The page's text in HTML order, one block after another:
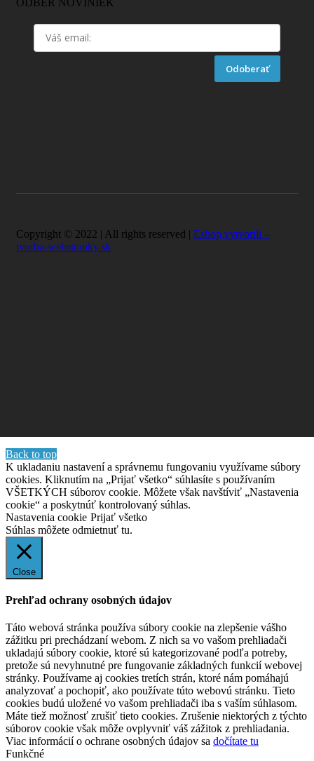
Odoberať
Copyright © 2022 | All rights reserved | Eshop vytvorili –
tvorba-webstranky.sk
Back to top
K ukladaniu nastavení a správnemu fungovaniu využívame súbory
cookies. Kliknutím na „Prijať všetko“ súhlasíte s používaním
VŠETKÝCH súborov cookie. Môžete však navštíviť „Nastavenia
cookie“ a poskytnúť kontrolovaný súhlas.
Nastavenia cookie Prijať všetko
Súhlas môžete odmietnuť tu.
Close
Prehľad ochrany osobných údajov
Táto webová stránka používa súbory cookie na zlepšenie vášho
zážitku pri prechádzaní webom. Z nich sa vo vašom prehliadači
ukladajú súbory cookie, ktoré sú kategorizované podľa potreby,
pretože sú nevyhnutné pre fungovanie základných funkcií webovej
stránky. Používame aj cookies tretích strán, ktoré nám pomáhajú
analyzovať a pochopiť, ako používate túto webovú stránku. Tieto
cookies budú uložené vo vašom prehliadači iba s vaším súhlasom.
Máte tiež možnosť zrušiť tieto cookies. Zrušenie niektorých z týchto
súborov cookie však môže ovplyvniť váš zážitok z prehliadania.
Viac informácií o ochrane osobných údajov sa dočítate tu
Funkčné